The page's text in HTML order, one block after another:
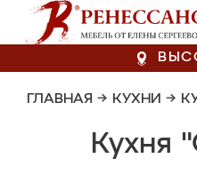
ГЛАВНАЯ → КУХНИ →
Кухня